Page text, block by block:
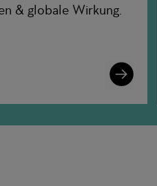
& globale Wirkung.
Learn
More